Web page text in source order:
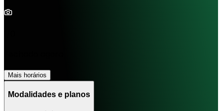
Mais horários
Modalidades e planos